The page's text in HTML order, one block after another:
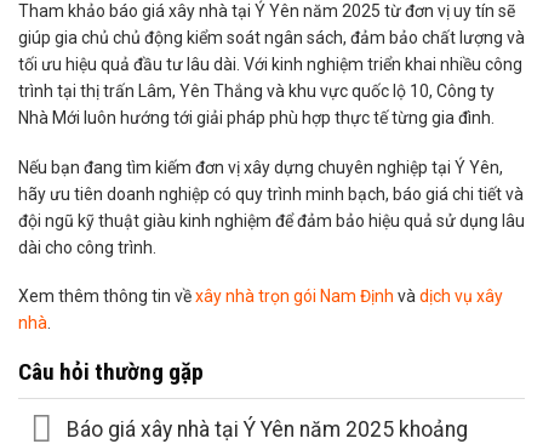
Tham khảo báo giá xây nhà tại Ý Yên năm 2025 từ đơn vị uy tín sẽ
giúp gia chủ chủ động kiểm soát ngân sách, đảm bảo chất lượng và
tối ưu hiệu quả đầu tư lâu dài. Với kinh nghiệm triển khai nhiều công
trình tại thị trấn Lâm, Yên Thắng và khu vực quốc lộ 10, Công ty
Nhà Mới luôn hướng tới giải pháp phù hợp thực tế từng gia đình.
Nếu bạn đang tìm kiếm đơn vị xây dựng chuyên nghiệp tại Ý Yên,
hãy ưu tiên doanh nghiệp có quy trình minh bạch, báo giá chi tiết và
đội ngũ kỹ thuật giàu kinh nghiệm để đảm bảo hiệu quả sử dụng lâu
dài cho công trình.
Xem thêm thông tin vềxây nhà trọn gói Nam Định và dịch vụ xây
nhà
Câu hỏi thường gặp
Báo giá xây nhà tại Ý Yên năm 2025 khoảng